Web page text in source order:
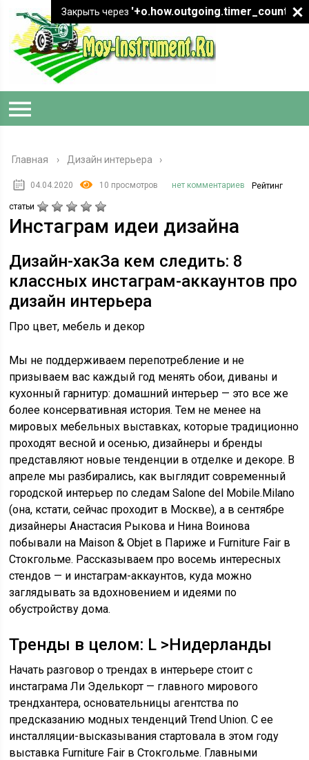
Главная › Дизайн интерьера
04.04.2020 10 просмотров нет комментариев Рейтинг
статьи
Инстаграм идеи дизайна
Дизайн-хакЗа кем следить: 8
классных инстаграм-аккаунтов про
дизайн интерьера
Про цвет, мебель и декор
Мы не поддерживаем перепотребление и не
призываем вас каждый год менять обои, диваны и
кухонный гарнитур: домашний интерьер — это все же
более консервативная история. Тем не менее на
мировых мебельных выставках, которые традиционно
проходят весной и осенью, дизайнеры и бренды
представляют новые тенденции в отделке и декоре. В
апреле мы разбирались, как выглядит современный
городской интерьер по следам Salone del Mobile.Milano
(она, кстати, сейчас проходит в Москве), а в сентябре
дизайнеры Анастасия Рыкова и Нина Воинова
побывали на Maison & Objet в Париже и Furniture Fair в
Стокгольме. Рассказываем про восемь интересных
стендов — и инстаграм-аккаунтов, куда можно
заглядывать за вдохновением и идеями по
обустройству дома.
Тренды в целом: L >Нидерланды
Начать разговор о трендах в интерьере стоит с
инстаграма Ли Эделькорт — главного мирового
трендхантера, основательницы агентства по
предсказанию модных тенденций Trend Union. С ее
инсталляции-высказывания стартовала в этом году
выставка Furniture Fair в Стокгольме. Главными
Закрыть через '+o.how.outgoing.timer_count+"